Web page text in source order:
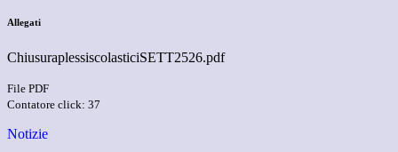
Allegati
ChiusuraplessiscolasticiSETT2526.pdf
File PDF
Contatore click: 37
Notizie